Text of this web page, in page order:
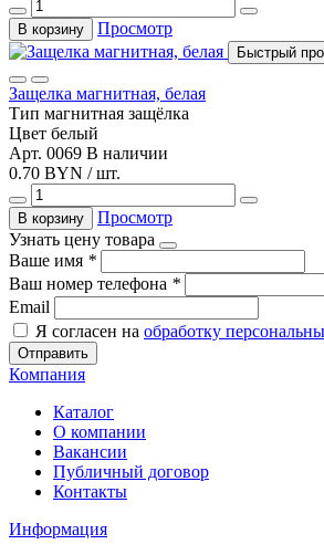
В корзину Просмотр
Быстрый
Защелка магнитная, белая
Тип магнитная защёлка
Цвет белый
Арт. 0069 В наличии
0.70 BYN / шт.
В корзину
Просмотр
Узнать цену товара
Ваше имя *
Ваш номер телефона *
Email
Я согласен на обработку
Отправить
Компания
Каталог
О компании
Вакансии
Публичный договор
Контакты
Информация